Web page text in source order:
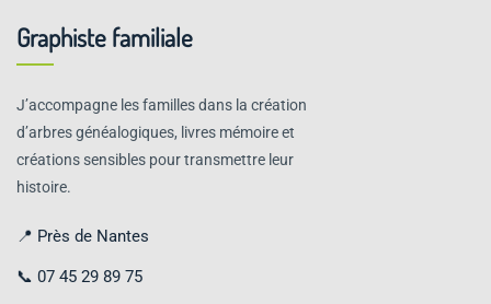
Graphiste familiale
J’accompagne les familles dans la création
d’arbres généalogiques, livres mémoire et
créations sensibles pour transmettre leur
histoire.
📍 Près de Nantes
📞 07 45 29 89 75